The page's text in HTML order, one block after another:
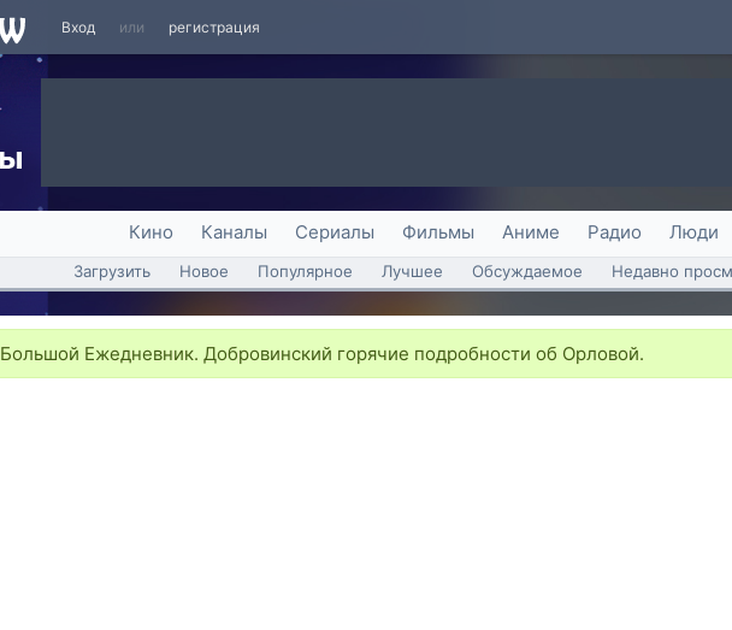
Вход или регистрация
Кино Каналы Сериалы Фильмы Аниме Радио Люди
Загрузить Новое Популярное Лучшее Обсуждаемое Недавно
Большой Ежедневник. Добровинский горячие подробности об Орловой.